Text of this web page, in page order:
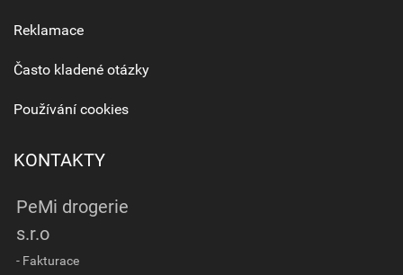
Reklamace
Často kladené otázky
Používání cookies
KONTAKTY
PeMi drogerie
s.r.o
- Fakturace